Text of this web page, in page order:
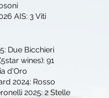
AIS: 3 Viti
Due Bicchieri
wines): 91
d'Oro
2024: Rosso
2025: 2 Stelle